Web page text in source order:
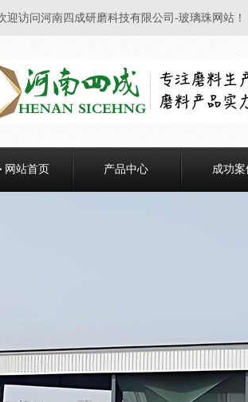
迎访问河南四成研磨科技有限公司-玻璃珠网站！
网站首页 产品中心 成功案